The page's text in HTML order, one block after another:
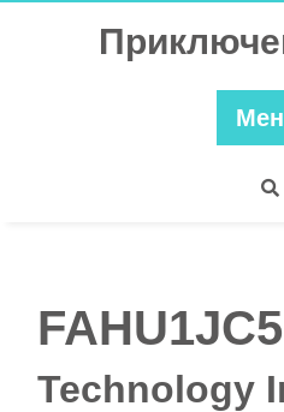
FAHU1JC5
Technology